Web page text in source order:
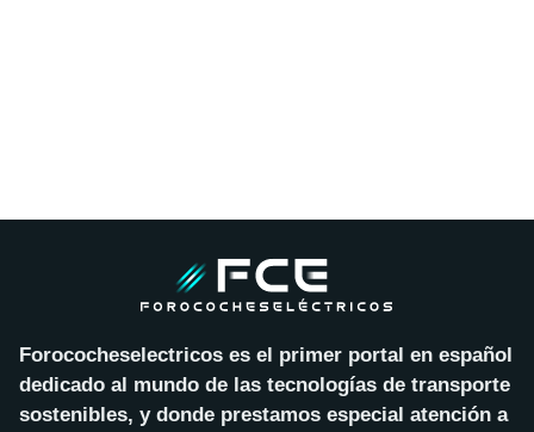
Forococheselectricos es el primer portal en español
dedicado al mundo de las tecnologías de transporte
sostenibles, y donde prestamos especial atención a